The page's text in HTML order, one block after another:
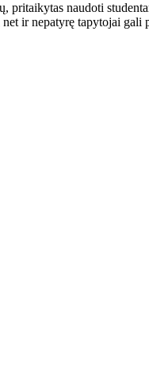
naudoti
ir nepatyrę tapytojai